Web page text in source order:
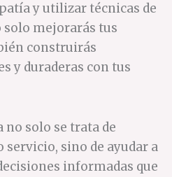
y utilizar técnicas de
solo mejorarás tus
construirás
y duraderas con tus
no solo se trata de
sino de ayudar a
informadas que